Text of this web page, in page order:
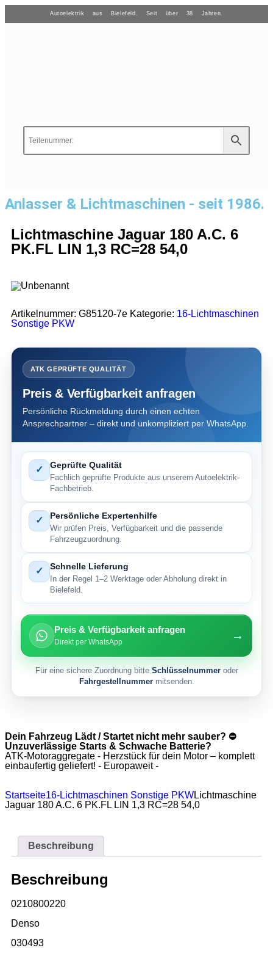
Autoelektrik aus Bielefeld. Seit über 38 Jahren.
Anlasser & Lichtmaschinen - seit 1986.
Lichtmaschine Jaguar 180 A.C. 6
PK.FL LIN 1,3 RC=28 54,0
Artikelnummer: G85120-7e Kategorie: 16-Lichtmaschinen
Sonstige PKW
ATK GEPRÜFTE QUALITÄT
Preis & Verfügbarkeit anfragen
Persönliche Rückmeldung durch einen echten
Ansprechpartner – direkt und unkompliziert per WhatsApp.
✓ Geprüfte Qualität
Fachlich geprüfte Produkte aus unserem Autoelektrik-
Fachbetrieb.
✓ Persönliche Expertenhilfe
Wir prüfen Preis, Verfügbarkeit und die passende
Fahrzeugzuordnung.
✓ Schnelle Lieferung
In der Regel 1–2 Werktage oder Abholung direkt in
Bielefeld.
Preis & Verfügbarkeit anfragen
Direkt per WhatsApp →
Für eine sichere Zuordnung bitte Schlüsselnummeroder
Fahrgestellnummermitsenden.
Dein Fahrzeug Lädt / Startet nicht mehr sauber? ⛔
Unzuverlässige Starts & Schwache Batterie?
ATK-Motoraggregate - Herzstück für dein Motor – komplett
einbaufertig geliefert! - Europaweit -
Startseite16-Lichtmaschinen Sonstige PKWLichtmaschine
Jaguar 180 A.C. 6 PK.FL LIN 1,3 RC=28 54,0
Beschreibung
Beschreibung
0210800220
Denso
030493